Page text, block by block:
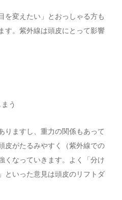
を変えたい」とおっしゃる方も
す。紫外線は頭皮にとって影響
う
りますし、重力の関係もあって
皮がたるみやすく（紫外線での
くなっていきます。よく「分け
といった意見は頭皮のリフトダ